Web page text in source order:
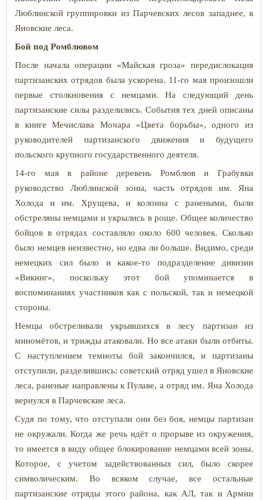
Люблинской группировки из Парчевских лесов западнее, в
Яновские леса.
Бой под Ромблювом
После начала операции «Майская гроза» передислокация
партизанских отрядов была ускорена. 11-го мая произошли
первые столкновения с немцами. На следующий день
партизанские силы разделились. События тех дней описаны
в книге Мечислава Мочара «Цвета борьбы», одного из
руководителей партизанского движения и будущего
польского крупного государственного деятеля.
14-го мая в районе деревень Ромблюв
и
Грабувки
руководство Люблинской зоны, часть отрядов им. Яна
Холода и им. Хрущева, и колонна с ранеными, были
обстреляны немцами и укрылись в роще. Общее количество
бойцов в отрядах составляло около 600 человек. Сколько
было немцев неизвестно, но едва ли больше. Видимо, среди
немецких сил было и какое-то подразделение дивизии
«Викинг», поскольку этот бой упоминается в
воспоминаниях участников как с польской, так и немецкой
стороны.
Немцы обстреливали укрывшихся в лесу партизан из
миномётов, и трижды атаковали. Но все атаки были отбиты.
С наступлением темноты бой закончился, и партизаны
отступили, разделившись: советский отряд ушел в Яновские
леса, раненые направлены к Пулаве, а отряд им. Яна Холода
вернулся в Парчевские леса.
Судя по тому, что отступали они без боя, немцы партизан
не окружали. Когда же речь идёт о прорыве из окружения,
то имеется в виду общее блокирование немцами всей зоны.
Которое, с учетом задействованных сил, было скорее
символическим. Во всяком случае, все остальные
партизанские отряды этого района, как АЛ, так и Армии